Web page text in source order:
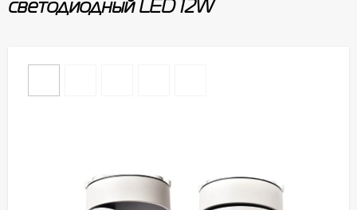
светодиодный LED 12W